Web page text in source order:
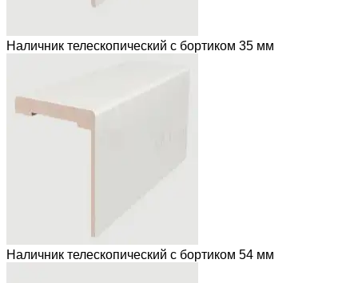
Наличник телескопический с бортиком 35 мм
Наличник телескопический с бортиком 54 мм